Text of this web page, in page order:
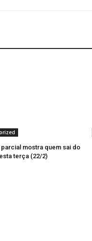
parcial mostra quem sai do
terça (22/2)